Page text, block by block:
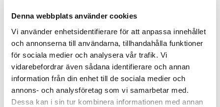
Denna webbplats använder cookies
Vi använder enhetsidentifierare för att anpassa innehållet
och annonserna till användarna, tillhandahålla funktioner
för sociala medier och analysera vår trafik. Vi
vidarebefordrar även sådana identifierare och annan
information från din enhet till de sociala medier och
annons- och analysföretag som vi samarbetar med.
Dessa kan i sin tur kombinera informationen med annan